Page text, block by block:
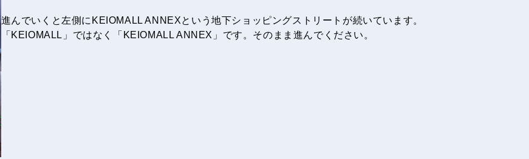
進んでいくと左側にKEIOMALL ANNEXという地下ショッピングストリートが続いています。
「KEIOMALL」ではなく「KEIOMALL ANNEX」です。そのまま進んでください。